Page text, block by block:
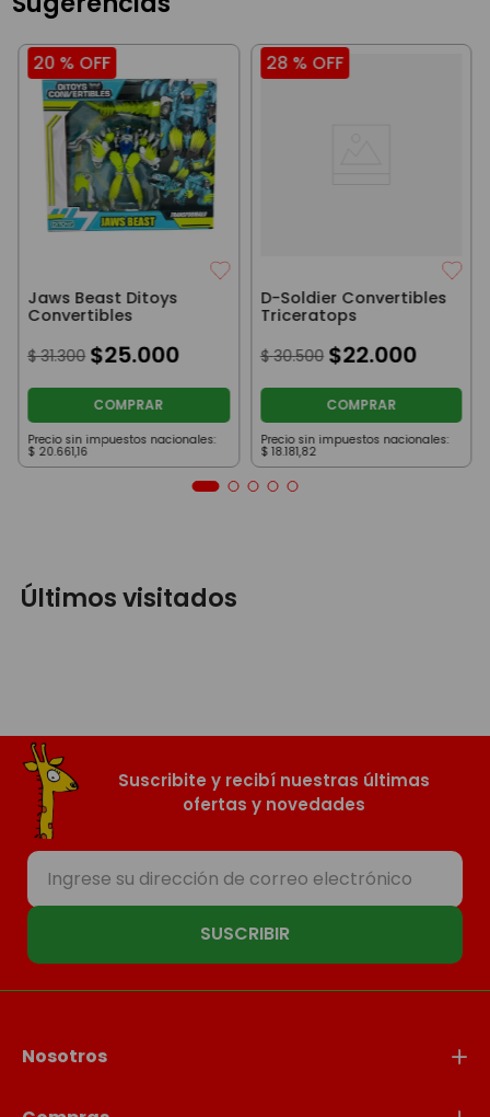
20 % OFF
Jaws Beast Ditoys
Convertibles
$ 31.300 $25.000
COMPRAR
Precio sin impuestos nacionales:
$ 20.661,16
28 % OFF
D-Soldier Convertibles
Triceratops
$ 30.500 $22.000
COMPRAR
Precio sin impuestos nacionales:
$ 18.181,82
Últimos visitados
Suscribite y recibí nuestras últimas
ofertas y novedades
SUSCRIBIR
Nosotros